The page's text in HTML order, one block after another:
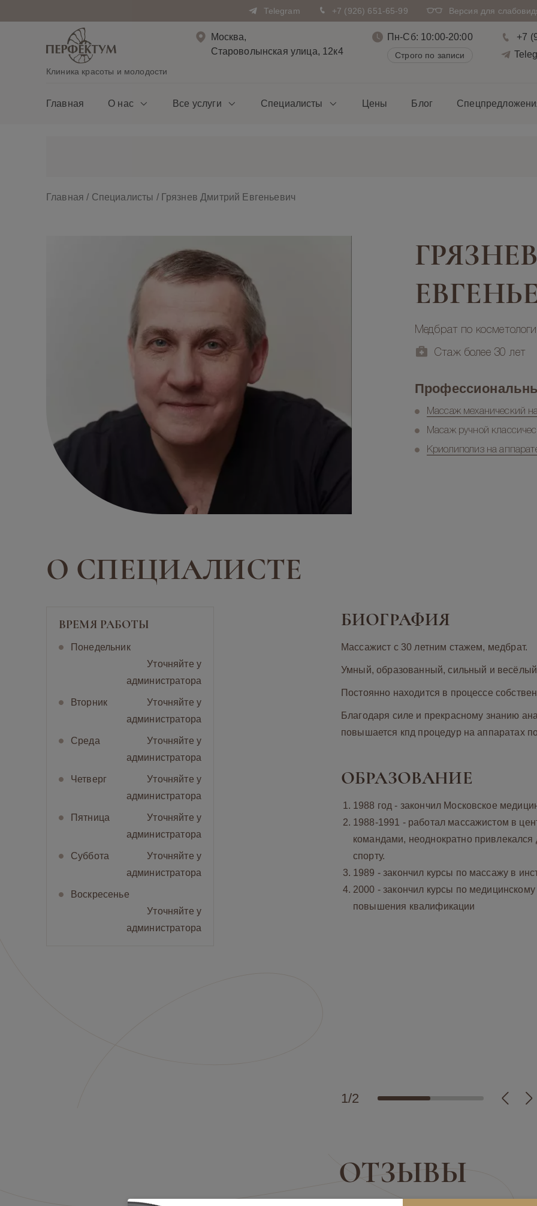
Telegram +7 (926) 651-65-99 Версия для
Клиника красоты и молодости
Москва,
Староволынская улица, 12к4
Пн-Сб: 10:00-20:00
Строго по записи
+7
Главная О нас Все услуги Специалисты Цены Блог
Главная / Специалисты / Грязнев Дмитрий Евгеньевич
Медбрат по
Стаж более 30 лет
Массаж механический
Масаж ручной
Криолиполиз на
О СПЕЦИАЛИСТЕ
ВРЕМЯ РАБОТЫ
Понедельник
Уточняйте у
администратора
Вторник
Уточняйте у
администратора
Cреда
Уточняйте у
администратора
Четверг
Уточняйте у
администратора
Пятница
Уточняйте у
администратора
Суббота
Уточняйте у
администратора
Воскресенье
Уточняйте у
администратора
БИОГРАФИЯ
Массажист с 30 летним стажем, медбрат.
Умный, образованный, сильный и
Постоянно находится в процессе
Благодаря силе и прекрасному знанию
повышается кпд процедур на аппаратах
ОБРАЗОВАНИЕ
1988 год - закончил Московское
1988-1991 - работал массажистом в
командами, неоднократно
спорту.
1989 - закончил курсы по массажу в
2000 - закончил курсы по
повышения квалификации
1/2
ОТЗЫВЫ